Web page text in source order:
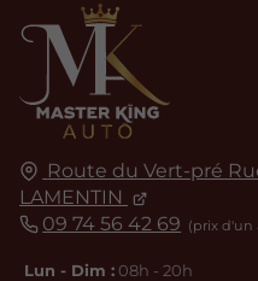
Route du Vert-pré
LAMENTIN
09 74 56 42 69
Lun - Dim : 08h - 20h